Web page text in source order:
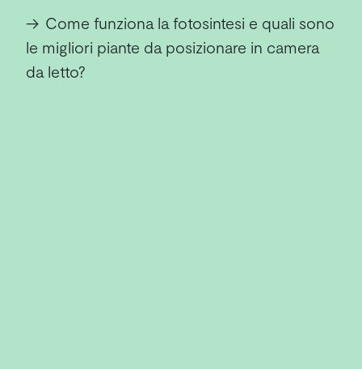
→ Come funziona la fotosintesi e quali sono
le migliori piante da posizionare in camera
da letto?